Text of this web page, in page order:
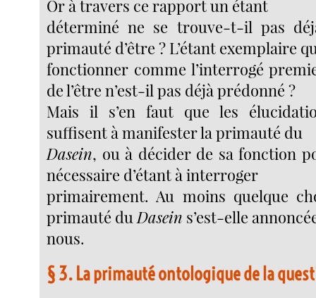
Or à travers ce rapport un étant
déterminé ne se trouve-t-il pas
primauté d’être ? L’étant exemplaire
fonctionner comme l’interrogé
de l’être n’est-il pas déjà prédonné ?
Mais il s’en faut que les
suffisent à manifester la primauté du
Dasein, ou à décider de sa fonction
nécessaire d’étant à interroger
primairement. Au moins quelque
primauté du Dasein s’est-elle
nous.
§ 3. La primauté ontologique de la